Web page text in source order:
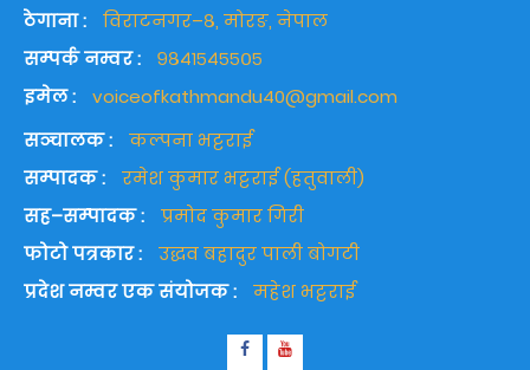
ठेगाना :
विराटनगर–८, मोरङ, नेपाल
सम्पर्क नम्वर :
९८४१५४५५०५
इमेल :
voiceofkathmandu40@gmail.com
सञ्चालक :
कल्पना भट्टराई
सम्पादक :
रमेश कुमार भट्टराई (हतुवाली)
सह–सम्पादक :
प्रमोद कुमार गिरी
फोटो पत्रकार :
उद्धव बहादुर पाली बोगटी
प्रदेश नम्वर एक संयोजक :
महेश भट्टराई
Facebook
Youtube